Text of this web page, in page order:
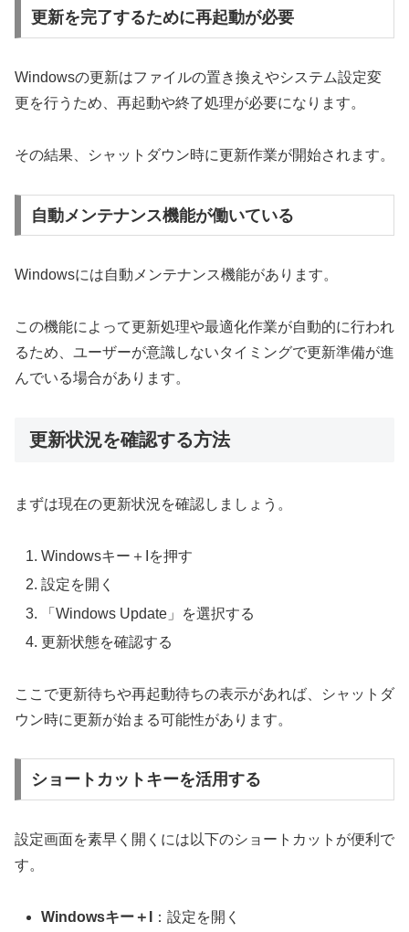
更新を完了するために再起動が必要
Windowsの更新はファイルの置き換えやシステム設定変
更を行うため、再起動や終了処理が必要になります。
その結果、シャットダウン時に更新作業が開始されます。
自動メンテナンス機能が働いている
Windowsには自動メンテナンス機能があります。
この機能によって更新処理や最適化作業が自動的に行われ
るため、ユーザーが意識しないタイミングで更新準備が進
んでいる場合があります。
更新状況を確認する方法
まずは現在の更新状況を確認しましょう。
Windowsキー＋Iを押す
設定を開く
「Windows Update」を選択する
更新状態を確認する
ここで更新待ちや再起動待ちの表示があれば、シャットダ
ウン時に更新が始まる可能性があります。
ショートカットキーを活用する
設定画面を素早く開くには以下のショートカットが便利で
す。
Windowsキー＋I
：設定を開く